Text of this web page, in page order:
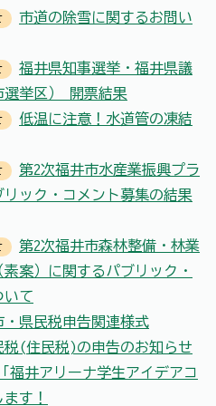
市道の除雪に関するお問い
福井県知事選挙・福井県議
選挙区） 開票結果
低温に注意！水道管の凍結
第2次福井市水産業振興プラ
ック・コメント募集の結果
第2次福井市森林整備・林業
案）に関するパブリック・
いて
・県民税申告関連様式
税(住民税)の申告のお知らせ
「福井アリーナ学生アイデアコ
す！